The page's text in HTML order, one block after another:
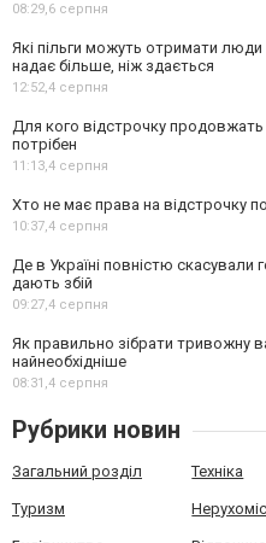
08:29,6 серпня
Які пільги можуть отримати
надає більше, ніж здається
12:52,4 серпня
Для кого відстрочку
потрібен
11:13,4 серпня
Хто не має права на відстрочку
10:37,4 серпня
Де в Україні повністю скасували
дають збій
09:27,4 серпня
Як правильно зібрати тривожну
найнеобхідніше
08:31,4 серпня
Рубрики новин
Загальний розділ Техніка
Туризм